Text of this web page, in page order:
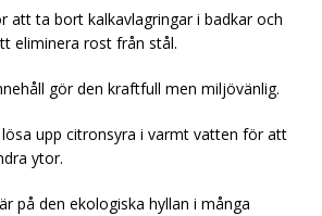
att ta bort kalkavlagringar i badkar och
eliminera rost från stål.
gör den kraftfull men miljövänlig.
upp citronsyra i varmt vatten för att
ytor.
på den ekologiska hyllan i många